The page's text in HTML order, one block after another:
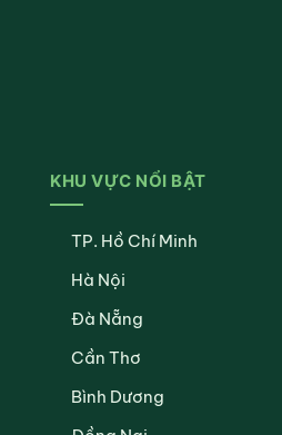
KHU VỰC NỔI BẬT
TP. Hồ Chí Minh
Hà Nội
Đà Nẵng
Cần Thơ
Bình Dương